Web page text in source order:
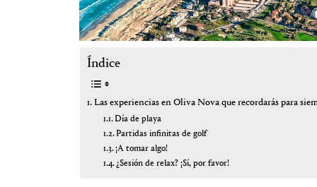
Índice
Las experiencias en Oliva Nova que recordarás para
Día de playa
Partidas infinitas de golf
¡A tomar algo!
¿Sesión de relax? ¡Sí, por favor!